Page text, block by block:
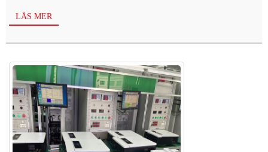
LÄS MER